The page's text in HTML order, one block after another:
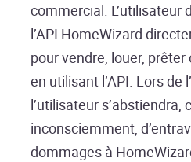
commercial. L’utilisateur
l’API HomeWizard
pour vendre, louer,
en utilisant l’API. Lors de
l’utilisateur
inconsciemment,
dommages à